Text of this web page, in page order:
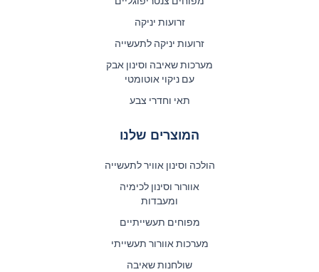
זרועות יניקה
זרועות יניקה לתעשייה
מערכות שאיבה וסינון אבק
עם ניקוי אוטומטי
תאי וחדרי צבע
המוצרים שלנו
הולכה וסינון אוויר לתעשייה
אוורור וסינון לכימיה
ומעבדות
מפוחים תעשייתיים
מערכות אוורור תעשייתי
שולחנות שאיבה